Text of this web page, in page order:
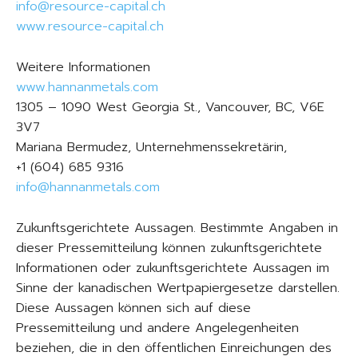
info@resource-capital.ch
www.resource-capital.ch
Weitere Informationen
www.hannanmetals.com
1305 – 1090 West Georgia St., Vancouver, BC, V6E
3V7
Mariana Bermudez, Unternehmenssekretärin,
+1 (604) 685 9316
info@hannanmetals.com
Zukunftsgerichtete Aussagen. Bestimmte Angaben in
dieser Pressemitteilung können zukunftsgerichtete
Informationen oder zukunftsgerichtete Aussagen im
Sinne der kanadischen Wertpapiergesetze darstellen.
Diese Aussagen können sich auf diese
Pressemitteilung und andere Angelegenheiten
beziehen, die in den öffentlichen Einreichungen des